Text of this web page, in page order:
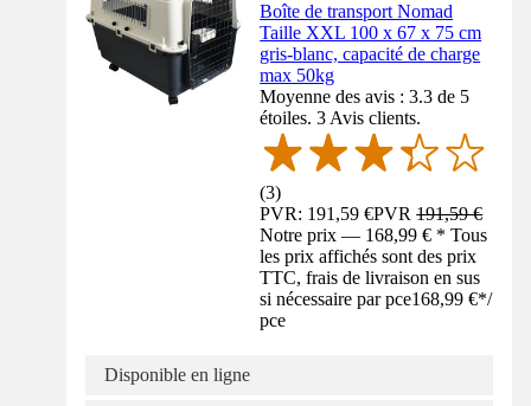
Boîte de transport Nomad
Taille XXL 100 x 67 x 75 cm
gris-blanc, capacité de charge
max 50kg
Moyenne des avis : 3.3 de 5
étoiles. 3 Avis clients.
(3)
PVR: 191,59 €PVR191,59 €
Notre prix — 168,99 € * Tous
les prix affichés sont des prix
TTC, frais de livraison en sus
si nécessaire par pce168,99 €*/
pce
Disponible en ligne